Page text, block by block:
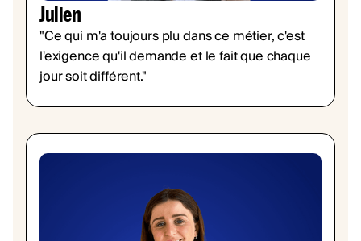
Julien
"Ce qui m'a toujours plu dans ce métier, c'est
l'exigence qu'il demande et le fait que chaque
jour soit différent."